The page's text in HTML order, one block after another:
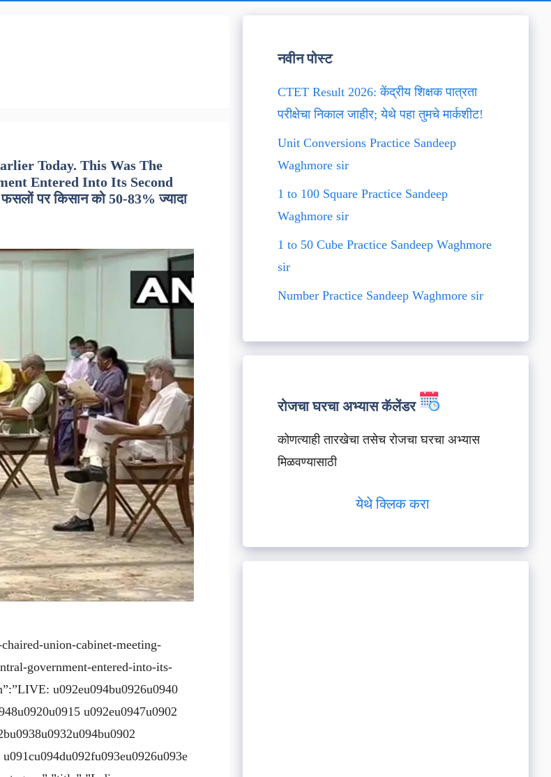
Today. This Was The
Entered Into Its Second
पर किसान को 50-83% ज्यादा
union-cabinet-meeting-
government-entered-into-its-
u092eu094bu0926u0940
u092eu0947u0902
नवीन पोस्ट
CTET Result 2026: केंद्रीय शिक्षक पात्रता
परीक्षेचा निकाल जाहीर; येथे पहा तुमचे मार्कशीट!
Unit Conversions Practice Sandeep
Waghmore sir
1 to 100 Square Practice Sandeep
Waghmore sir
1 to 50 Cube Practice Sandeep Waghmore
sir
Number Practice Sandeep Waghmore sir
रोजचा घरचा अभ्यास कॅलेंडर
कोणत्याही तारखेचा तसेच रोजचा घरचा अभ्यास
मिळवण्यासाठी
येथे क्लिक करा